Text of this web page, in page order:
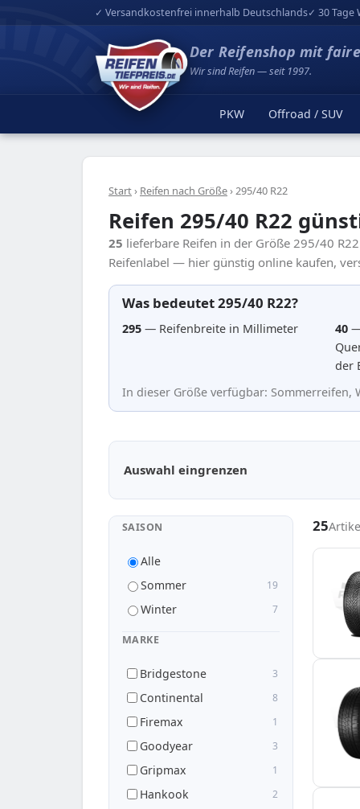
✓ Versandkostenfrei innerhalb Deutschlands✓ 30 Tage
Der Reifenshop mit
Wir sind Reifen — seit 1997.
PKW Offroad / SUV
Start› Reifen nach Größe›295/40 R22
Reifen 295/40 R22
25 lieferbare Reifen in der Größe 295/40
Reifenlabel — hier günstig online kaufen,
Was bedeutet 295/40 R22?
295 — Reifenbreite in Millimeter 40—
der
In dieser Größe verfügbar: Sommerreifen,
Auswahl eingrenzen
SAISON
Alle
Sommer
19
Winter 7
MARKE
Bridgestone 3
Continental 8
Firemax 1
Goodyear 3
Gripmax 1
Hankook 2
Passende Reifen in 295/40 R22
25